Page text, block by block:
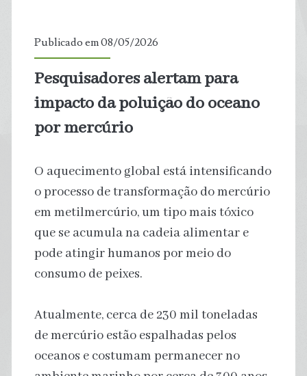
Publicado em 08/05/2026
Pesquisadores alertam para
impacto da poluição do oceano
por mercúrio
O aquecimento global está intensificando
o processo de transformação do mercúrio
em metilmercúrio, um tipo mais tóxico
que se acumula na cadeia alimentar e
pode atingir humanos por meio do
consumo de peixes.
Atualmente, cerca de 230 mil toneladas
de mercúrio estão espalhadas pelos
oceanos e costumam permanecer no